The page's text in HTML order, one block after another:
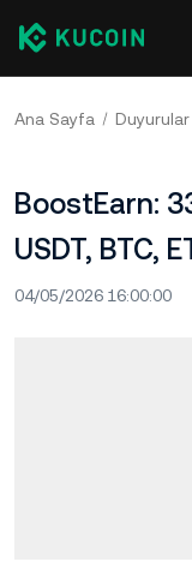
Ana Sayfa Duyurular
BoostEarn:
USDT, BTC,
04/05/2026 16:00:00